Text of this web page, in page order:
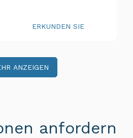
ERKUNDEN SIE
ANZEIGEN
anfordern